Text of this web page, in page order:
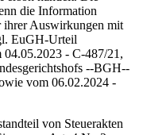
die Information
ihrer Auswirkungen mit
EuGH-Urteil
04.05.2023 - C-487/21,
‑‑BGH‑‑
vom 06.02.2024 -
von Steuerakten